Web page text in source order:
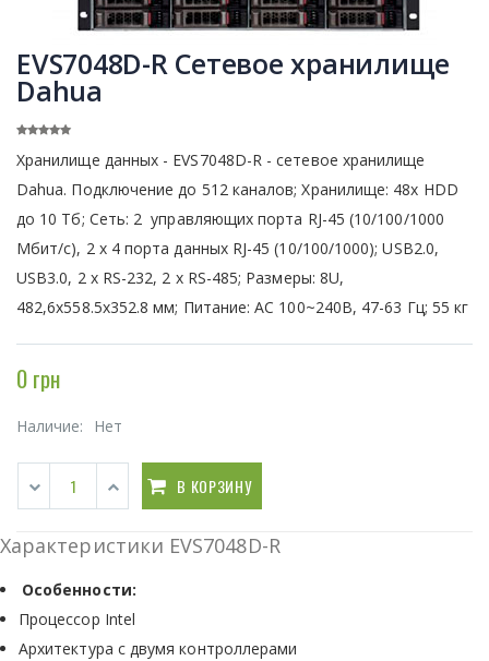
EVS7048D-R Сетевое хранилище
Dahua
Хранилище данных - EVS7048D-R - cетевое хранилище
Dahua. Подключение до 512 каналов; Хранилище: 48x HDD
до 10 Тб; Сеть: 2 управляющих порта RJ-45 (10/100/1000
Мбит/с), 2 х 4 порта данных RJ-45 (10/100/1000); USB2.0,
USB3.0, 2 х RS-232, 2 х RS-485; Размеры: 8U,
482,6x558.5x352.8 мм; Питание: AC 100~240В, 47-63 Гц; 55 кг
0 грн
Наличие: Нет
В КОРЗИНУ
Характеристики EVS7048D-R
Особенности:
Процессор Intel
Архитектура с двумя контроллерами